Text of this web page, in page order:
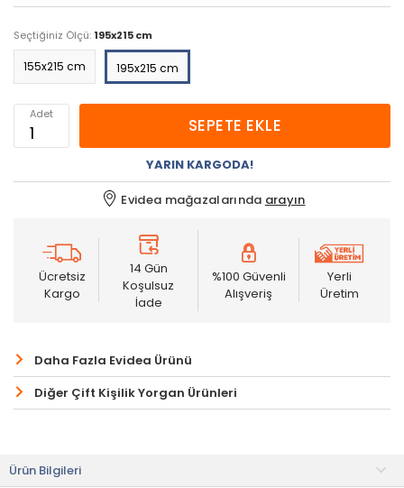
Seçtiğiniz Ölçü: 195x215 cm
155x215 cm 195x215 cm
Adet
SEPETE EKLE
YARIN KARGODA!
Evidea mağazalarında arayın
Ücretsiz
Kargo
14 Gün
Koşulsuz
İade
%100 Güvenli
Alışveriş
Yerli
Üretim
Daha Fazla Evidea Ürünü
Diğer Çift Kişilik Yorgan Ürünleri
Ürün Bilgileri